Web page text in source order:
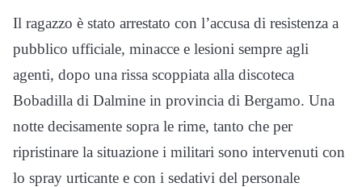
Il ragazzo è stato arrestato con l’accusa di resistenza a
pubblico ufficiale, minacce e lesioni sempre agli
agenti, dopo una rissa scoppiata alla discoteca
Bobadilla di Dalmine in provincia di Bergamo. Una
notte decisamente sopra le rime, tanto che per
ripristinare la situazione i militari sono intervenuti con
lo spray urticante e con i sedativi del personale